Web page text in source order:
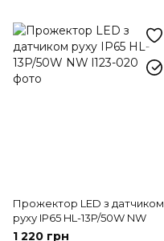
Прожектор LED з датчиком
руху IP65 HL-13P/50W NW
1 220 грн